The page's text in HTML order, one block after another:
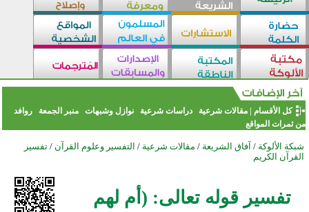
كل الأقسام |مقالات شرعية دراسات شرعية نوازل وشبهات منبر الجمعة
روافد
من ثمرات المواقع
شبكة الألوكة / آفاق الشريعة / مقالات شرعية / التفسير وعلوم القرآن / تفسير
القرآن الكريم
تفسير قوله تعالى: (أم لهم